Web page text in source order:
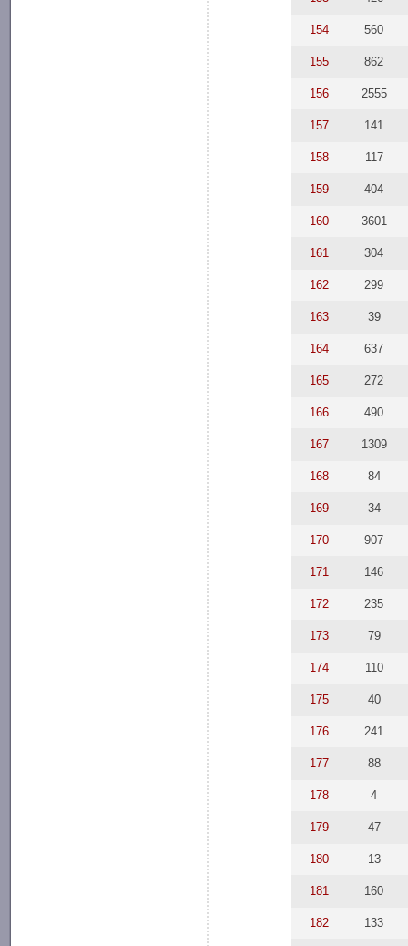
154 560
155 862
156 2555
157 141
158 117
159 404
160 3601
161 304
162 299
163 39
164 637
165 272
166 490
167 1309
168 84
169 34
170 907
171 146
172 235
173 79
174 110
175 40
176 241
177 88
178 4
179 47
180 13
181 160
182 133